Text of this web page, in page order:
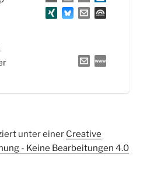
unter einer Creative
- Keine Bearbeitungen 4.0